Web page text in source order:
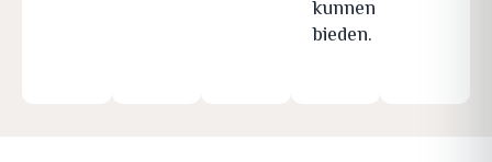
kunnen
bieden.